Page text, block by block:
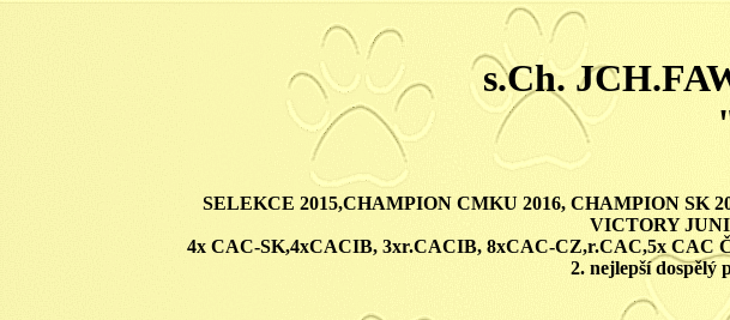
s.Ch.
SELEKCE 2015,CHAMPION CMKU 2016, CHAMPION SK
VICTORY
4x CAC-SK,4xCACIB, 3xr.CACIB, 8xCAC-CZ,r.CAC,5x CAC
2. nejlepší dospělý